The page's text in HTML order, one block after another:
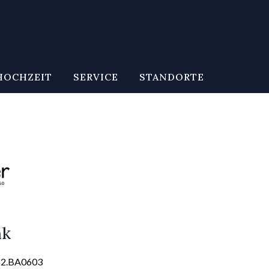
SERVICE STANDORTE